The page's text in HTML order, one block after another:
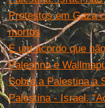
Protestos em Gaza
mortos
É um acordo que
Palestina e
Sobre a Palestina a
Palestina - Israel.